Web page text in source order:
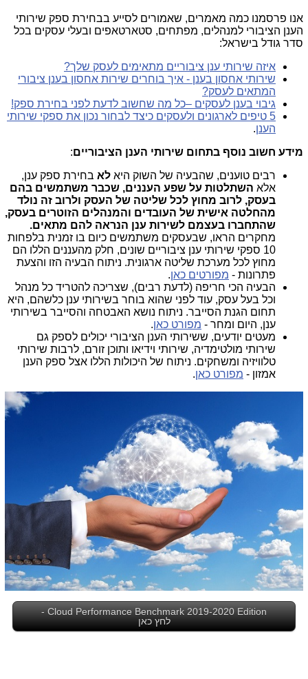
אנו פרסמנו כמה מאמרים, שאמורים לסייע בבחירת ספק שירותי
הענן הציבורי למנהלים, מפתחים, סטארטאפים ובעלי עסקים בכל
סדר גודל בישראל:
איזה שירותי ענן ציבוריים מתאימים לעסק שלך?
שירותי אחסון בענן - איך בוחרים שירות אחסון בענן ציבורי
המתאים לעסק?
גיבוי בענן לעסקים –כל מה שחשוב לדעת לפני בחירת ספק!
5 טיפים לארגונים ולעסקים כיצד לבחור נכון את ספקי שירותי
הענן.
מידע חשוב נוסף בתחום שירותי הענן הציבוריים:
רבים טוענים, שהבעיה של השוק היא לא בחירת ספק ענן,
אלא השתלטות על שפע העננים, שכבר משתמשים בהם
בעסק, לרוב מחוץ לכל שליטה של העסק ולרוב זה נולד
מהחלטה אישית של העובדים והמנהלים הזוטרים בעסק,
שהתחברו בעצמם לשירות ענן הנראה להם מתאים.
מחקרים הראו, שבעסקים משתמשים כיום בו זמנית בלפחות
10 ספקי שירותי ענן ציבוריים שונים, חלק מהעננים הללו הם
מחוץ לכל מערכת שליטה ארגונית. ניתוח הבעיה הזו והצעת
פתרונות - מפורטים כאן.
הבעיה הכי חריפה (לדעת רבים), שצריכה להטריד כל מנהל
וכל בעל עסק, עוד לפני שהוא בוחר בשירותי ענן כלשהם, היא
תחום הגנת הסייבר. ניתוח נושא האבטחה והסייבר בשירותי
ענן, היום ומחר - מפורט כאן.
מעטים יודעים, ששירותי הענן הציבורי יכולים לספק גם
שירותי מולטימדיה, שירותי וידיאו ותוכן זורם, לרבות שירותי
טלוויזיה ומשחקים. ניתוח של היכולות הללו אצל ספק הענן
אמזון - מפורט כאן.
Cloud Performance Benchmark 2019-2020 Edition -
לחץ כאן